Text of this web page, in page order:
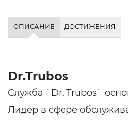
ОПИСАНИЕ ДОСТИЖЕНИЯ
Dr.Trubos
Служба `Dr. Trubos`
Лидер в сфере